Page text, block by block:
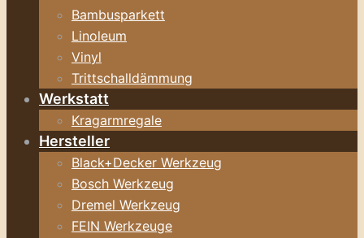
Bambusparkett
Linoleum
Vinyl
Trittschalldämmung
Werkstatt
Kragarmregale
Hersteller
Black+Decker Werkzeug
Bosch Werkzeug
Dremel Werkzeug
FEIN Werkzeuge